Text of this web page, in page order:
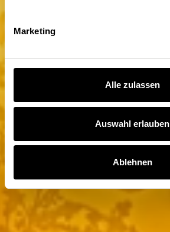
Marketing
Alle zulassen
Auswahl erlauben
Ablehnen